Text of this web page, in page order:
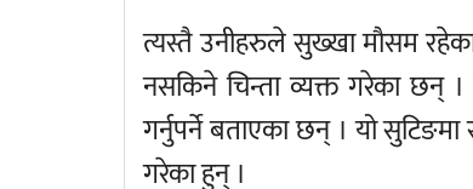
त्यस्तै उनीहरुले सुख्खा मौसम
नसकिने चिन्ता व्यक्त गरेका छन्
गर्नुपर्ने बताएका छन् । यो
गरेका हुन् ।